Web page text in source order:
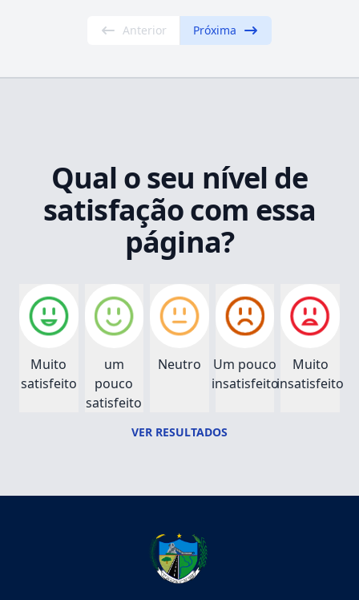
Anterior Próxima
Qual o seu nível de
satisfação com essa
página?
Muito
satisfeito
um
pouco
satisfeito
Neutro
Um pouco
insatisfeito
Muito
insatisfeito
VER RESULTADOS